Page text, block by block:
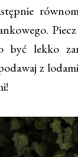
być lekko
z